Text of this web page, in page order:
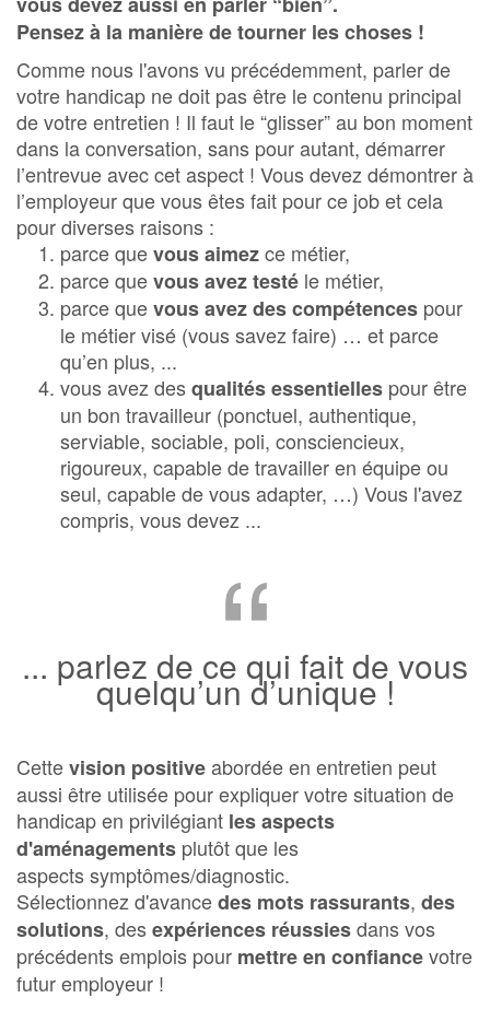
Pensez à la manière de tourner les choses !
Comme nous l'avons vu précédemment, parler de
votre handicap ne doit pas être le contenu principal
de votre entretien ! Il faut le “glisser” au bon moment
dans la conversation, sans pour autant, démarrer
l’entrevue avec cet aspect ! Vous devez démontrer à
l’employeur que vous êtes fait pour ce job et cela
pour diverses raisons :
parce quevous aimezce métier,
parce quevous avez testé le métier,
parce quevous avez des compétences pour
le métier visé (vous savez faire) … et parce
qu’en plus, ...
vous avez desqualités essentielles pour être
un bon travailleur (ponctuel, authentique,
serviable, sociable, poli, consciencieux,
rigoureux, capable de travailler en équipe ou
seul, capable de vous adapter, …) Vous l'avez
compris, vous devez ...
“
... parlez de ce qui fait de vous
quelqu’un d’unique !
Cettevision positiveabordée en entretien peut
aussi être utilisée pour expliquer votre situation de
handicap en privilégiant les aspects
d'aménagements plutôt que les
aspects symptômes/diagnostic.
Sélectionnez d'avancedes mots rassurants, des
solutions, desexpériences réussiesdans vos
précédents emplois pour mettre en confiancevotre
futur employeur !